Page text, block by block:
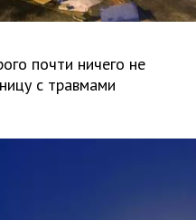
почти ничего не
с травмами